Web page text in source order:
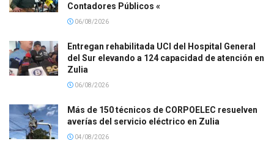
Contadores Públicos «
06/08/2026
Entregan rehabilitada UCI del Hospital General
del Sur elevando a 124 capacidad de atención en
Zulia
06/08/2026
Más de 150 técnicos de CORPOELEC resuelven
averías del servicio eléctrico en Zulia
04/08/2026